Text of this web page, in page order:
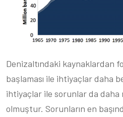
Denizaltındaki kaynaklardan
başlaması ile ihtiyaçlar daha
ihtiyaçlar ile sorunlar da
olmuştur. Sorunların en